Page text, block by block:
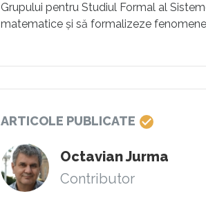
Grupului pentru Studiul Formal al
matematice și să formalizeze
ARTICOLE PUBLICATE
Octavian Jurma
Contributor